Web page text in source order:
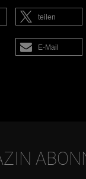
teilen
E-Mail